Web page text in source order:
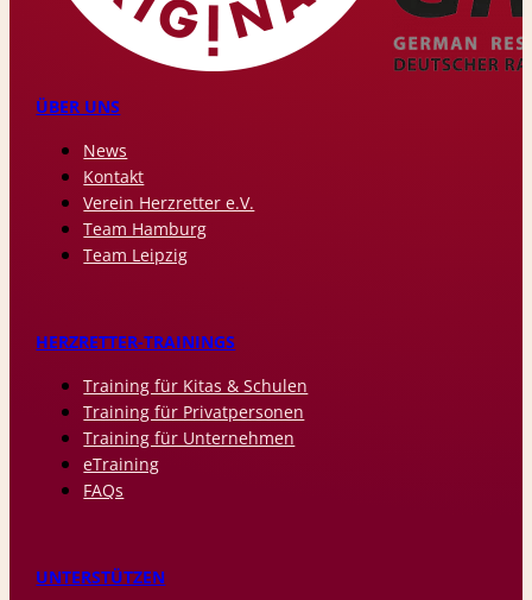
ÜBER UNS
News
Kontakt
Verein Herzretter e.V.
Team Hamburg
Team Leipzig
HERZRETTER-TRAININGS
Training für Kitas & Schulen
Training für Privatpersonen
Training für Unternehmen
eTraining
FAQs
UNTERSTÜTZEN